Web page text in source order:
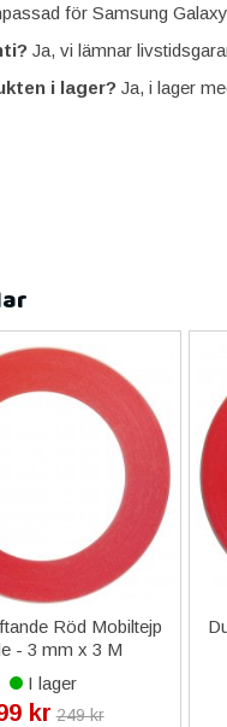
för Samsung
Ja, vi lämnar
i lager? Ja, i lager
Röd Mobiltejp
- 3 mm x 3 M
I lager
kr 249 kr